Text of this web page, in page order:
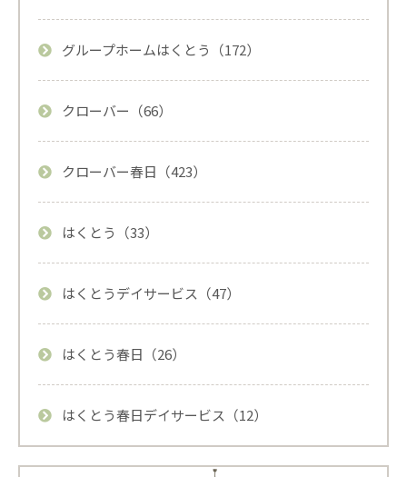
グループホームはくとう（172）
クローバー（66）
クローバー春日（423）
はくとう（33）
はくとうデイサービス（47）
はくとう春日（26）
はくとう春日デイサービス（12）